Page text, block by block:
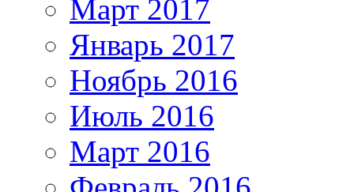
Март 2017
Январь 2017
Ноябрь 2016
Июль 2016
Март 2016